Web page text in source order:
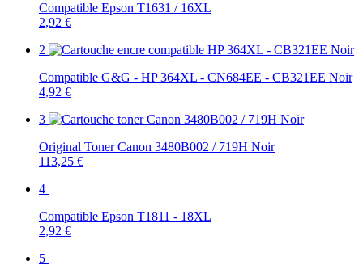
Compatible Epson T1631 / 16XL
2,92 €
2
Compatible G&G - HP 364XL - CN684EE - CB321EE Noir
4,92 €
3
Original Toner Canon 3480B002 / 719H Noir
113,25 €
4
Compatible Epson T1811 - 18XL
2,92 €
5